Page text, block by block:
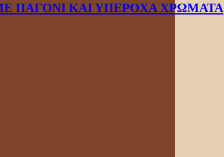
ΠΑΓΟΝΙ ΚΑΙ ΥΠΕΡΟΧΑ ΧΡΩΜΑΤΑ